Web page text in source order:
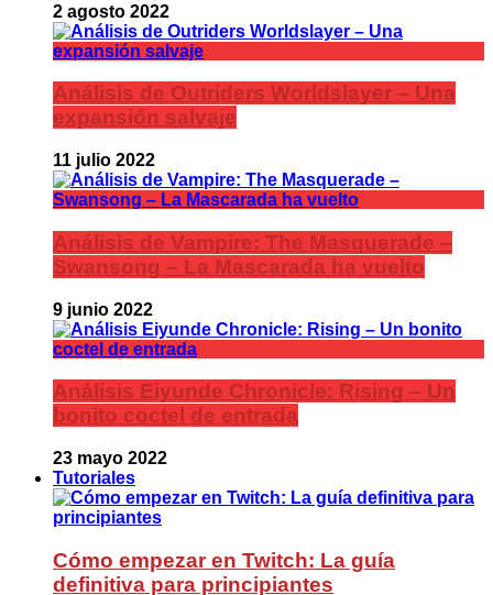
2 agosto 2022
Análisis de Outriders Worldslayer – Una
expansión salvaje
11 julio 2022
Análisis de Vampire: The Masquerade –
Swansong – La Mascarada ha vuelto
9 junio 2022
Análisis Eiyunde Chronicle: Rising – Un
bonito coctel de entrada
23 mayo 2022
Tutoriales
Cómo empezar en Twitch: La guía
definitiva para principiantes